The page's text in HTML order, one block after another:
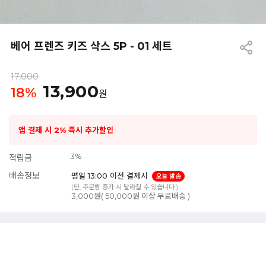
베어 프렌즈 키즈 삭스 5P - 01 세트
17,000
18% 13,900원
앱 결제 시 2% 즉시 추가할인
적립금 3%
배송정보 평일 13:00 이전 결제시
오늘 발송
(단, 주문량 증가 시 달라질 수 있습니다.)
3,000원( 50,000원 이상 무료배송 )